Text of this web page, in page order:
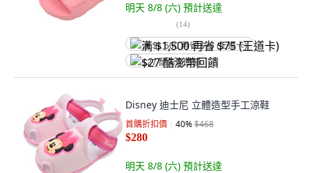
明天 8/8 (六) 預計送達
(14)
满 $1,500 再省 $75 (王道卡)
$27 酷澎幣回饋
Disney 迪士尼 立體造型手工涼鞋
首購折扣價 40%$468
$280
明天 8/8 (六) 預計送達